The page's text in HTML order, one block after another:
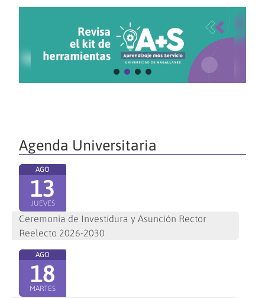
Agenda Universitaria
AGO
13
JUEVES
Ceremonia de Investidura y Asunción Rector
Reelecto 2026-2030
AGO
18
MARTES